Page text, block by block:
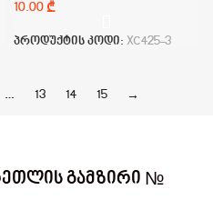
₾
პროდუქტის კოდი: XC425-3
… 13 14 15 →
გამზირი №